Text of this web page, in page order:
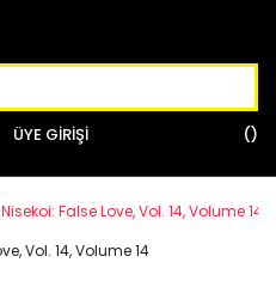
ÜYE GİRİŞİ
Nisekoi: False Love, Vol. 14, Volume 14